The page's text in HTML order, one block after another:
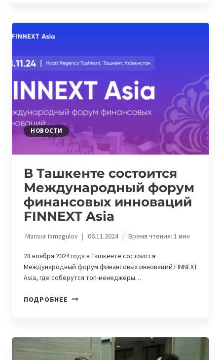
СДЕЛКИ
НЕДВИЖИМОСТЬЮ
НОВОСТИ
В Ташкенте состоится
Международный форум
финансовых инноваций
FINNEXT Asia
Mansur Ismagulov 06.11.2024 Время чтения: 1мин
28 ноября 2024 года в Ташкенте состоится
Международный форум финансовых инноваций FINNEXT
Asia, где соберутся топ-менеджеры…
ПОДРОБНЕЕ В
ФИНАНСОВЫХ